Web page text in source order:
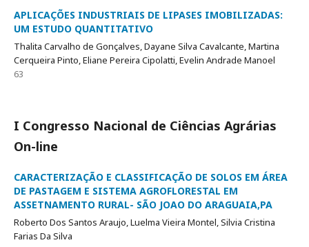
APLICAÇÕES INDUSTRIAIS DE LIPASES IMOBILIZADAS:
UM ESTUDO QUANTITATIVO
Thalita Carvalho de Gonçalves, Dayane Silva Cavalcante, Martina
Cerqueira Pinto, Eliane Pereira Cipolatti, Evelin Andrade Manoel
63
I Congresso Nacional de Ciências Agrárias
On-line
CARACTERIZAÇÃO E CLASSIFICAÇÃO DE SOLOS EM ÁREA
DE PASTAGEM E SISTEMA AGROFLORESTAL EM
ASSETNAMENTO RURAL- SÃO JOAO DO ARAGUAIA,PA
Roberto Dos Santos Araujo, Luelma Vieira Montel, Silvia Cristina
Farias Da Silva